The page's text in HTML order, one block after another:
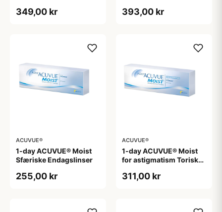
349,00 kr
Endagslinser
393,00 kr
ACUVUE®
1-day ACUVUE® Moist
Sfæriske Endagslinser
255,00 kr
ACUVUE®
1-day ACUVUE® Moist
for astigmatism Toriske /
Endagslinser
311,00 kr